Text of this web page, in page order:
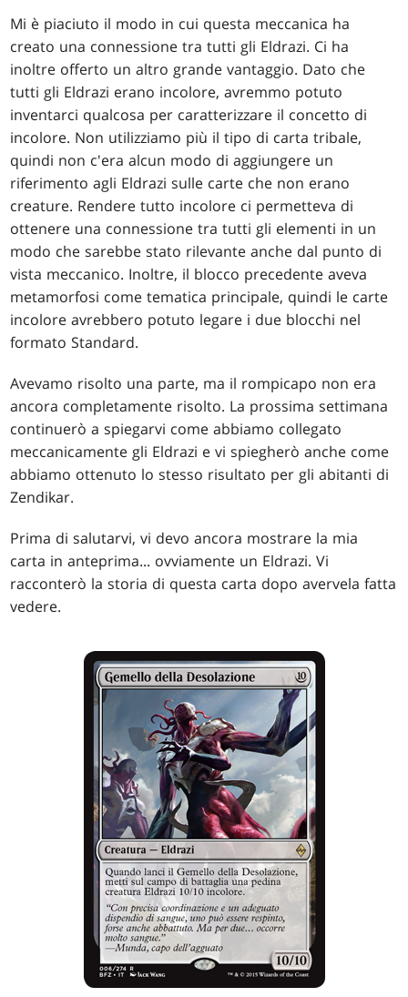
Mi è piaciuto il modo in cui questa meccanica ha
creato una connessione tra tutti gli Eldrazi. Ci ha
inoltre offerto un altro grande vantaggio. Dato che
tutti gli Eldrazi erano incolore, avremmo potuto
inventarci qualcosa per caratterizzare il concetto di
incolore. Non utilizziamo più il tipo di carta tribale,
quindi non c'era alcun modo di aggiungere un
riferimento agli Eldrazi sulle carte che non erano
creature. Rendere tutto incolore ci permetteva di
ottenere una connessione tra tutti gli elementi in un
modo che sarebbe stato rilevante anche dal punto di
vista meccanico. Inoltre, il blocco precedente aveva
metamorfosi come tematica principale, quindi le carte
incolore avrebbero potuto legare i due blocchi nel
formato Standard.
Avevamo risolto una parte, ma il rompicapo non era
ancora completamente risolto. La prossima settimana
continuerò a spiegarvi come abbiamo collegato
meccanicamente gli Eldrazi e vi spiegherò anche come
abbiamo ottenuto lo stesso risultato per gli abitanti di
Zendikar.
Prima di salutarvi, vi devo ancora mostrare la mia
carta in anteprima... ovviamente un Eldrazi. Vi
racconterò la storia di questa carta dopo avervela fatta
vedere.